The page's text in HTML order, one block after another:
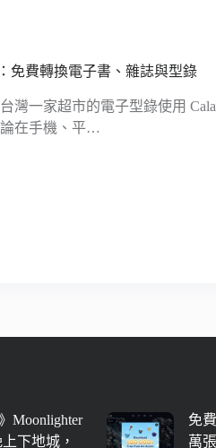
免費轉換電子書、雜誌與型錄
灣一家超市的電子型錄使用
在手機、平…
Moonlighter
下地城，
免
萬